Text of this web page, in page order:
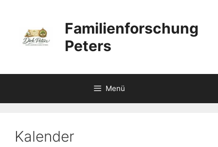
springen
Familienforschung
Peters
Menü
Kalender